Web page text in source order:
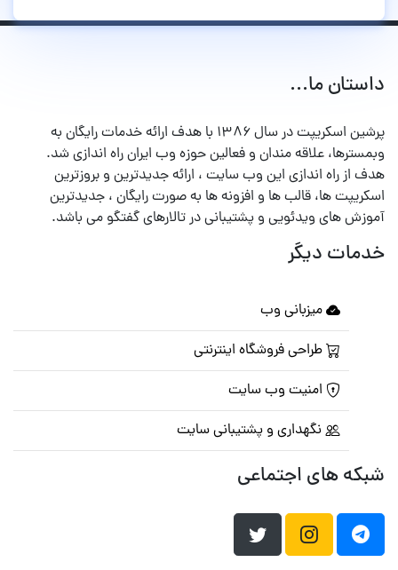
داستان ما...
پرشین اسکریپت در سال ۱۳۸۶ با هدف ارائه خدمات رایگان به
وبمسترها، علاقه مندان و فعالین حوزه وب ایران راه اندازی شد.
هدف از راه اندازی این وب سایت ، ارائه جدیدترین و بروزترین
اسکریپت ها، قالب ها و افزونه ها به صورت رایگان ، جدیدترین
آموزش های ویدئویی و پشتیبانی در تالارهای گفتگو می باشد.
خدمات دیگر
میزبانی وب
طراحی فروشگاه اینترنتی
امنیت وب سایت
نگهداری و پشتیبانی سایت
شبکه های اجتماعی